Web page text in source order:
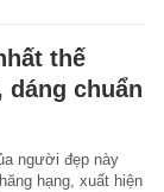
thế
chuẩn
người đẹp này
hạng, xuất hiện